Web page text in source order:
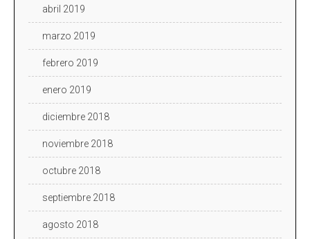
abril 2019
marzo 2019
febrero 2019
enero 2019
diciembre 2018
noviembre 2018
octubre 2018
septiembre 2018
agosto 2018